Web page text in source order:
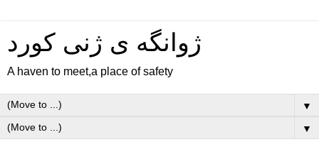
ژوانگه‌ ی ژنی كورد
A haven to meet,a place of safety
▼
▼